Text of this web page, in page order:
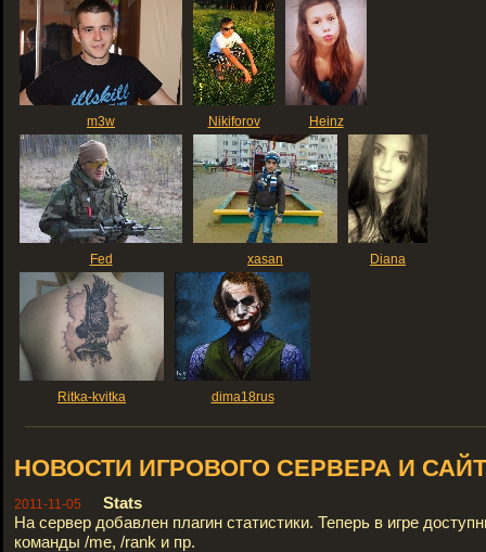
m3w Nikiforov Heinz
Fed xasan Diana
Ritka-kvitka dima18rus
НОВОСТИ ИГРОВОГО СЕРВЕРА И
2011-11-05
Stats
На сервер добавлен плагин статистики. Теперь в игре
команды /me, /rank и пр.